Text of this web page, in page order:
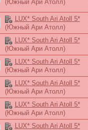
(Южный Ари Атолл)
LUX* South Ari Atoll 5*
(Южный Ари Атолл)
LUX* South Ari Atoll 5*
(Южный Ари Атолл)
LUX* South Ari Atoll 5*
(Южный Ари Атолл)
LUX* South Ari Atoll 5*
(Южный Ари Атолл)
LUX* South Ari Atoll 5*
(Южный Ари Атолл)
LUX* South Ari Atoll 5*